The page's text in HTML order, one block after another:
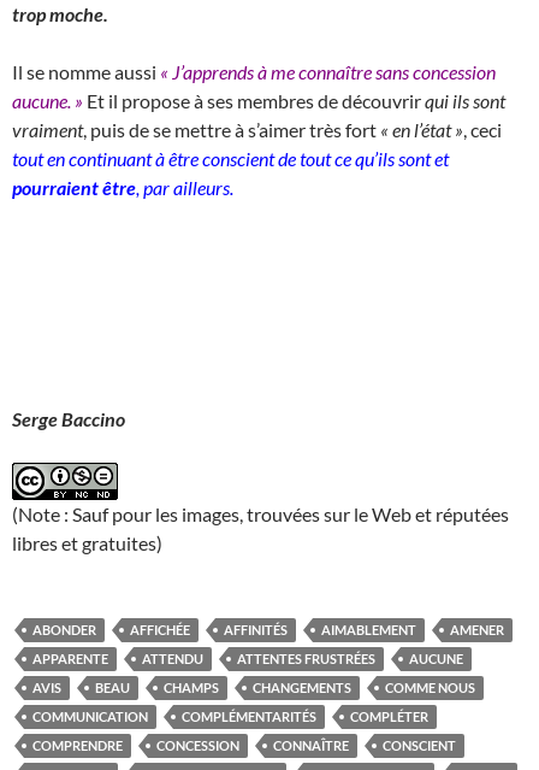
trop moche.
Il se nomme aussi « J’apprends à me connaître sans concession
aucune. » Et il propose à ses membres de découvrirqui ils sont
vraiment, puis de se mettre à s’aimer très fort « en l’état » , ceci
tout en continuant à être conscient de tout ce qu’ils sont et
pourraient être , par ailleurs.
Serge Baccino
(Note : Sauf pour les images, trouvées sur le Web et réputées
libres et gratuites)
ABONDER AFFICHÉE AFFINITÉS AIMABLEMENT
AMENER
APPARENTE
ATTENDU ATTENTES FRUSTRÉES
AUCUNE
AVIS
BEAU CHAMPS CHANGEMENTS
COMME NOUS
COMMUNICATION
COMPLÉMENTARITÉS
COMPLÉTER
COMPRENDRE
CONCESSION CONNAÎTRE
CONSCIENT